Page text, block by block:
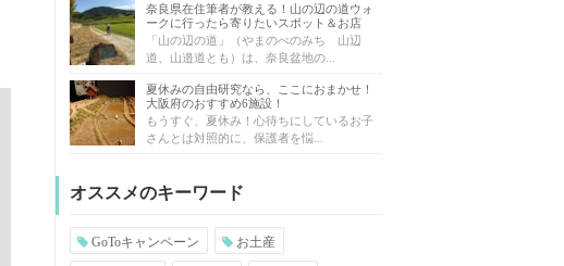
奈良県在住筆者が教える！山の辺の道ウォ
ークに行ったら寄りたいスポット＆お店
「山の辺の道」（やまのべのみち 山辺
道、山邉道とも）は、奈良盆地の...
夏休みの自由研究なら、ここにおまかせ！
大阪府のおすすめ6施設！
もうすぐ、夏休み！心待ちにしているお子
さんとは対照的に、保護者を悩...
オススメのキーワード
GoToキャンペーン お土産